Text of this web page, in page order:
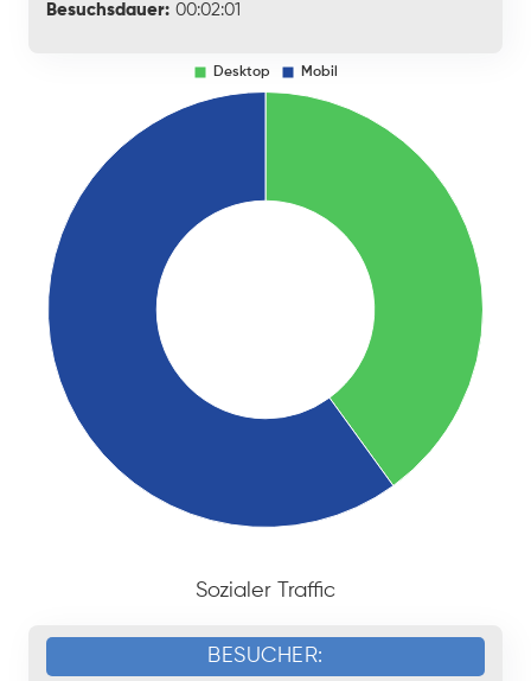
Besuchsdauer: 00:02:01
Sozialer Traffic
BESUCHER: